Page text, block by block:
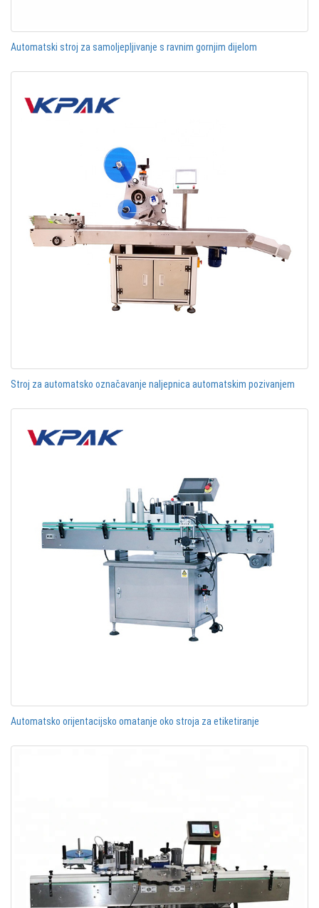
Automatski stroj za samoljepljivanje s ravnim gornjim dijelom
Stroj za automatsko označavanje naljepnica automatskim pozivanjem
Automatsko orijentacijsko omatanje oko stroja za etiketiranje